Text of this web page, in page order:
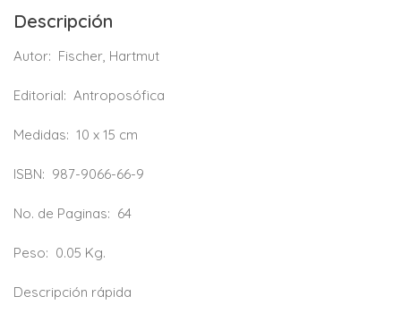
Descripción
Autor: Fischer, Hartmut
Editorial: Antroposófica
Medidas: 10 x 15 cm
ISBN: 987-9066-66-9
No. de Paginas: 64
Peso: 0.05 Kg.
Descripción rápida